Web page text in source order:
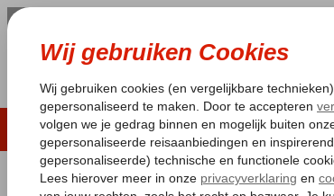
LAST MINUTE ZOMER 2026
Pakketgarantie Laagsteprijsgarantie*